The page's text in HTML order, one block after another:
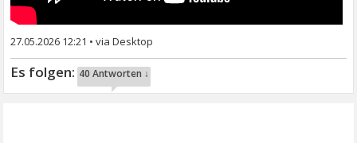
27.05.2026 12:21 •
40 Antworten ↓